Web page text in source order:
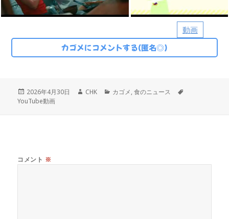
動画
カゴメにコメントする(匿名◎)
投
稿
2026年4月30日
作
CHK
カ
カゴメ,食のニュース
YouTube動画
コメント ※